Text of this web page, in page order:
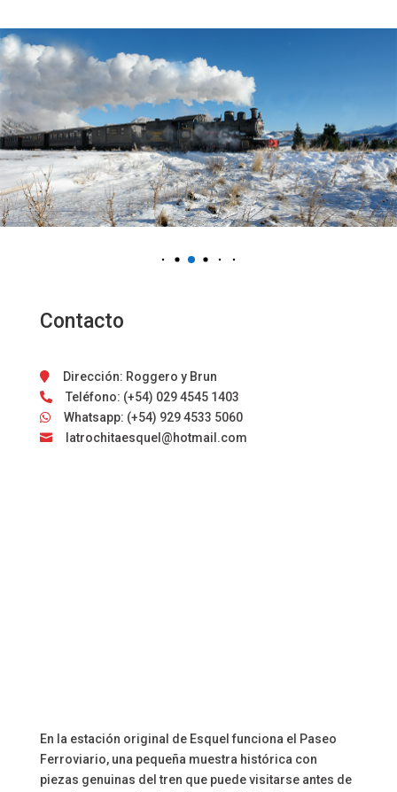
Contacto
 Dirección: Roggero y Brun
 Teléfono: (+54) 029 4545 1403
 Whatsapp: (+54) 929 4533 5060
 latrochitaesquel@hotmail.com
En la estación original de Esquel funciona el Paseo
Ferroviario, una pequeña muestra histórica con
piezas genuinas del tren que puede visitarse antes de